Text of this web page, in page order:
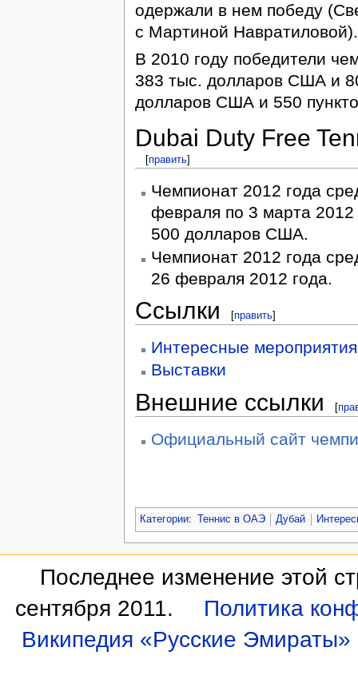
одержали в нем победу
с Мартиной Навратиловой).
В 2010 году победители
383 тыс. долларов США и
долларов США и 550
Dubai Duty Free
[править]
Чемпионат 2012 года
февраля по 3 марта
500 долларов США.
Чемпионат 2012 года
26 февраля 2012 года.
Ссылки [править]
Интересные мероприятия
Выставки
Внешние ссылки [
Официальный сайт
Категории: Теннис в ОАЭ Дубай
Последнее изменение этой
сентября 2011.
Политика
Википедия «Русские Эмираты»